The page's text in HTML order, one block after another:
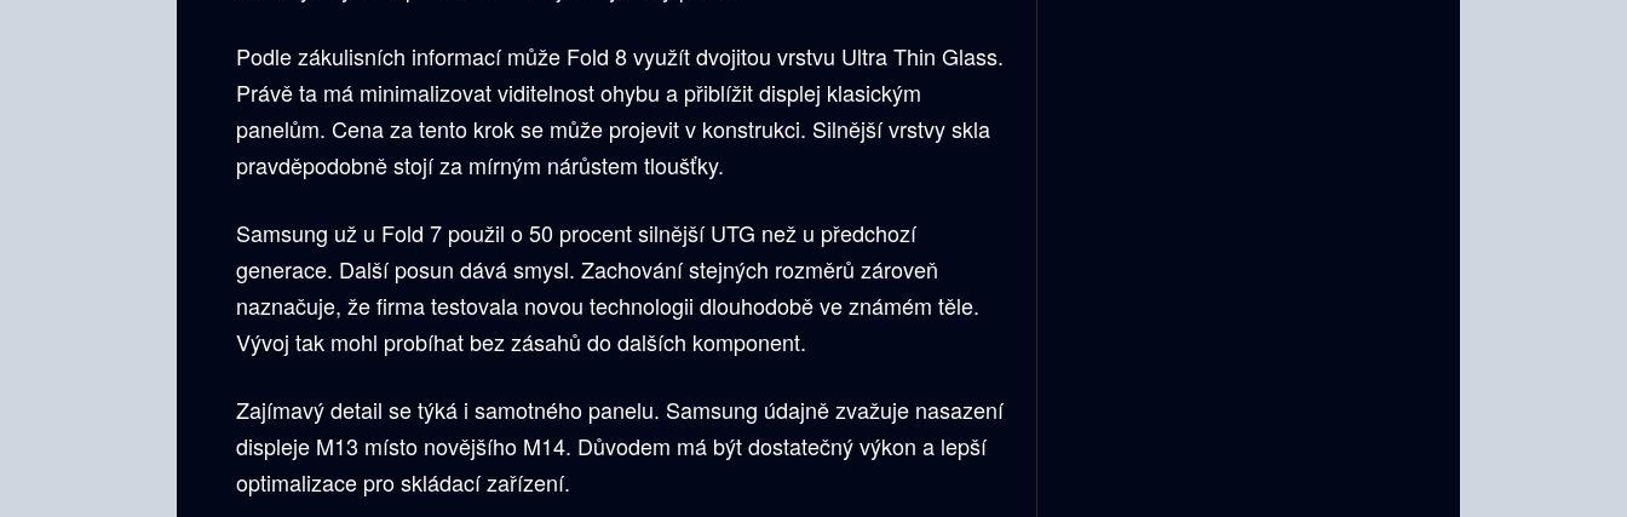
Podle zákulisních informací může Fold 8 využít dvojitou vrstvu Ultra Thin Glass.
Právě ta má minimalizovat viditelnost ohybu a přiblížit displej klasickým
panelům. Cena za tento krok se může projevit v konstrukci. Silnější vrstvy skla
pravděpodobně stojí za mírným nárůstem tloušťky.
Samsung už u Fold 7 použil o 50 procent silnější UTG než u předchozí
generace. Další posun dává smysl. Zachování stejných rozměrů zároveň
naznačuje, že firma testovala novou technologii dlouhodobě ve známém těle.
Vývoj tak mohl probíhat bez zásahů do dalších komponent.
Zajímavý detail se týká i samotného panelu. Samsung údajně zvažuje nasazení
displeje M13 místo novějšího M14. Důvodem má být dostatečný výkon a lepší
optimalizace pro skládací zařízení.